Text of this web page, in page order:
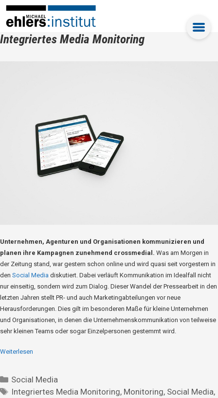
Integriertes Media Monitoring
Unternehmen, Agenturen und Organisationen kommunizieren und
planen ihre Kampagnen zunehmend crossmedial. Was am Morgen in
der Zeitung stand, war gestern schon online und wird quasi seit vorgestern in
den Social Media diskutiert. Dabei verläuft Kommunikation im Idealfall nicht
nur einseitig, sondern wird zum Dialog. Dieser Wandel der Pressearbeit in den
letzten Jahren stellt PR- und auch Marketingabteilungen vor neue
Herausforderungen. Dies gilt im besonderen Maße für kleine Unternehmen
und Organisationen, in denen die Unternehmenskommunikation von teilweise
sehr kleinen Teams oder sogar Einzelpersonen gestemmt wird.
Weiterlesen
Social Media
Integriertes Media Monitoring, Monitoring, Social Media,